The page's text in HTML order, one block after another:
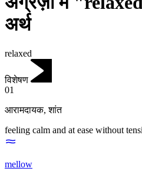
अर्थ
relaxed
विशेषण
01
आरामदायक,शांत
feeling calm and at ease without
mellow